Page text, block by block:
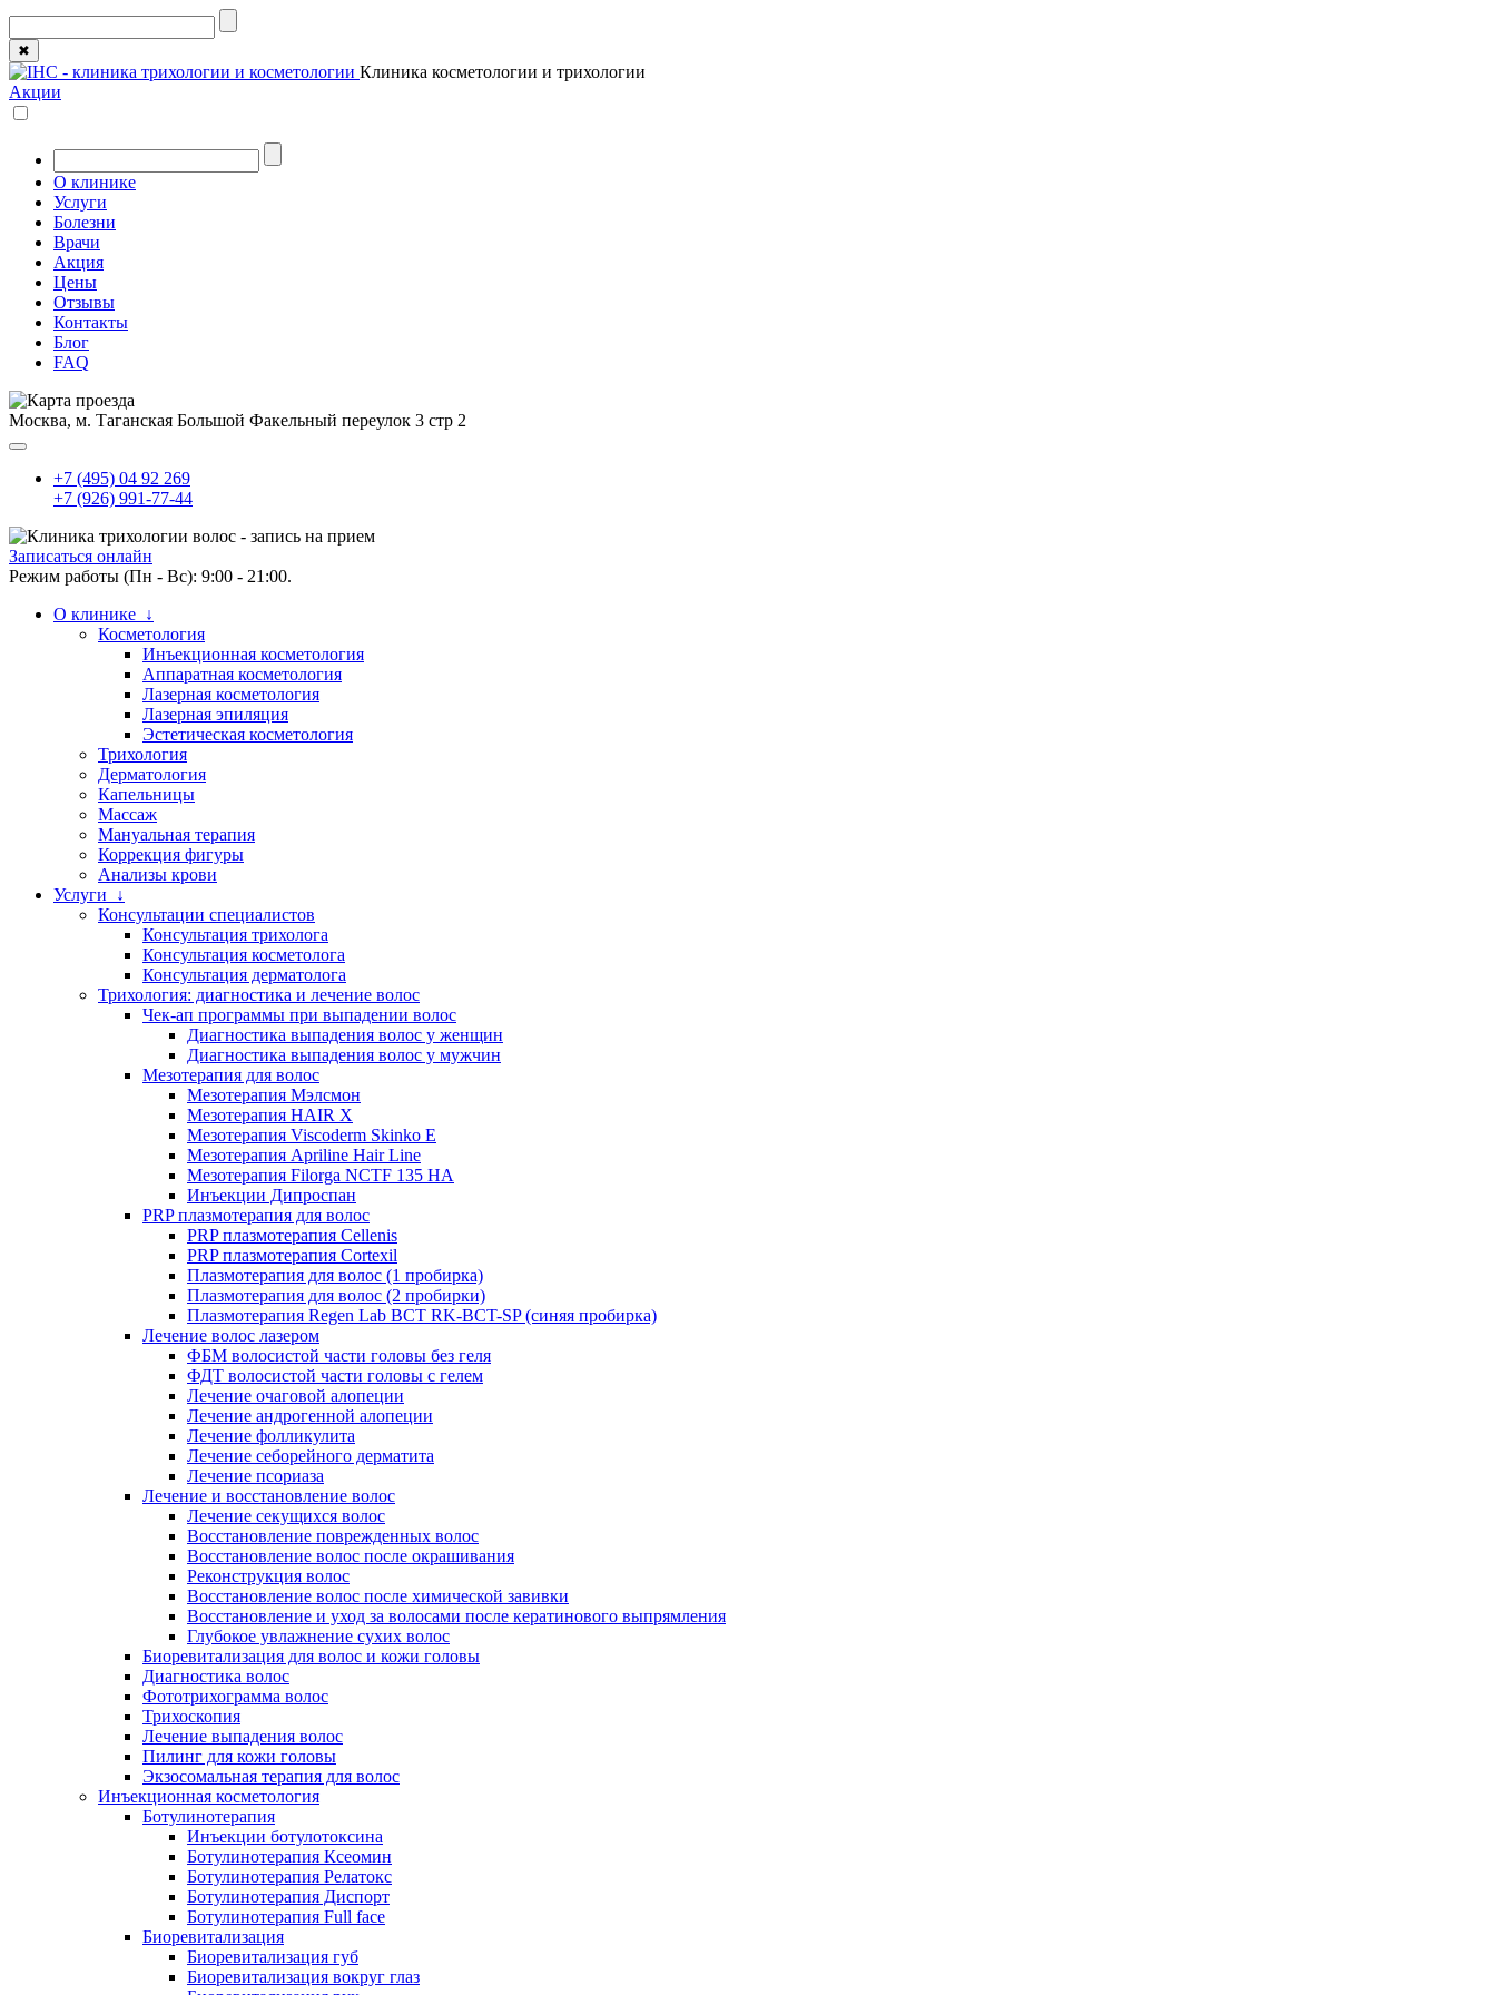
✖
Клиника косметологии и трихологии
Акции
О клинике
Услуги
Болезни
Врачи
Акция
Цены
Отзывы
Контакты
Блог
FAQ
Москва, м. Таганская Большой Факельный переулок 3 стр 2
+7 (495) 04 92 269
+7 (926) 991-77-44
Записаться онлайн
Режим работы (Пн - Вс): 9:00 - 21:00.
О клинике ↓
Косметология
Инъекционная косметология
Аппаратная косметология
Лазерная косметология
Лазерная эпиляция
Эстетическая косметология
Трихология
Дерматология
Капельницы
Массаж
Мануальная терапия
Коррекция фигуры
Анализы крови
Услуги ↓
Консультации специалистов
Консультация трихолога
Консультация косметолога
Консультация дерматолога
Трихология: диагностика и лечение волос
Чек-ап программы при выпадении волос
Диагностика выпадения волос у женщин
Диагностика выпадения волос у мужчин
Мезотерапия для волос
Мезотерапия Мэлсмон
Мезотерапия HAIR X
Мезотерапия Viscoderm Skinko E
Мезотерапия Apriline Hair Line
Мезотерапия Filorga NCTF 135 HA
Инъекции Дипроспан
PRP плазмотерапия для волос
PRP плазмотерапия Cellenis
PRP плазмотерапия Cortexil
Плазмотерапия для волос (1 пробирка)
Плазмотерапия для волос (2 пробирки)
Плазмотерапия Regen Lab BCT RK-BCT-SP (синяя пробирка)
Лечение волос лазером
ФБМ волосистой части головы без геля
ФДТ волосистой части головы с гелем
Лечение очаговой алопеции
Лечение андрогенной алопеции
Лечение фолликулита
Лечение себорейного дерматита
Лечение псориаза
Лечение и восстановление волос
Лечение секущихся волос
Восстановление поврежденных волос
Восстановление волос после окрашивания
Реконструкция волос
Восстановление волос после химической завивки
Восстановление и уход за волосами после кератинового выпрямления
Глубокое увлажнение сухих волос
Биоревитализация для волос и кожи головы
Диагностика волос
Фототрихограмма волос
Трихоскопия
Лечение выпадения волос
Пилинг для кожи головы
Экзосомальная терапия для волос
Инъекционная косметология
Ботулинотерапия
Инъекции ботулотоксина
Ботулинотерапия Ксеомин
Ботулинотерапия Релатокс
Ботулинотерапия Диспорт
Ботулинотерапия Full face
Биоревитализация
Биоревитализация губ
Биоревитализация вокруг глаз